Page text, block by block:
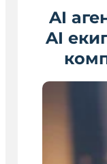
AI
AI